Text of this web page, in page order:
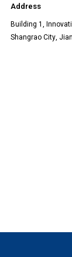
Address
Building 1,
Shangrao City,